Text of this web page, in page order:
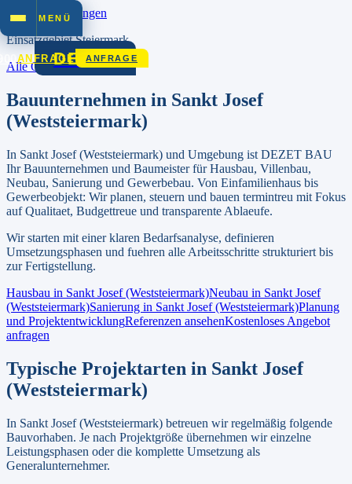
Zum Inhalt springen
MENÜ
DEZET
ANFRAGE ANFRAGE
EinsatzgebietSteiermark
Alle Orte inSteiermark
Bauunternehmen in Sankt Josef
(Weststeiermark)
In Sankt Josef (Weststeiermark) und Umgebung ist DEZET BAU
Ihr Bauunternehmen und Baumeister für Hausbau, Villenbau,
Neubau, Sanierung und Gewerbebau. Von Einfamilienhaus bis
Gewerbeobjekt: Wir planen, steuern und bauen termintreu mit Fokus
auf Qualitaet, Budgettreue und transparente Ablaeufe.
Wir starten mit einer klaren Bedarfsanalyse, definieren
Umsetzungsphasen und fuehren alle Arbeitsschritte strukturiert bis
zur Fertigstellung.
Hausbau in Sankt Josef (Weststeiermark)Neubau in Sankt Josef
(Weststeiermark)Sanierung in Sankt Josef (Weststeiermark)Planung
und ProjektentwicklungReferenzen ansehenKostenloses Angebot
anfragen
Typische Projektarten in Sankt Josef
(Weststeiermark)
In Sankt Josef (Weststeiermark) betreuen wir regelmäßig folgende
Bauvorhaben. Je nach Projektgröße übernehmen wir einzelne
Leistungsphasen oder die komplette Umsetzung als
Generalunternehmer.